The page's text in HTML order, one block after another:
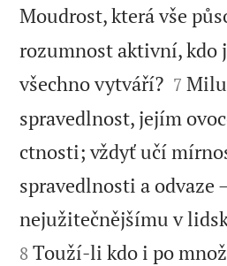
Moudrost, která vše
rozumnost aktivní, kdo
všechno vytváří?
7
spravedlnost, jejím
ctnosti; vždyť učí
spravedlnosti a odvaze
nejužitečnějšímu v
8 Touží-li kdo i po